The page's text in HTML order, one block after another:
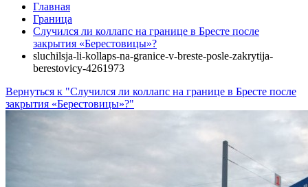
Главная
Граница
Случился ли коллапс на границе в Бресте после
закрытия «Берестовицы»?
sluchilsja-li-kollaps-na-granice-v-breste-posle-zakrytija-
berestovicy-4261973
Вернуться к "Случился ли коллапс на границе в Бресте после
закрытия «Берестовицы»?"